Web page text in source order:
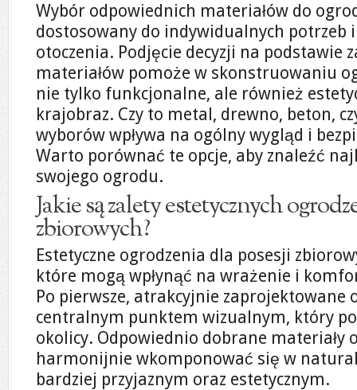
Wybór odpowiednich materiałów do
dostosowany do indywidualnych potrzeb
otoczenia. Podjęcie decyzji na podstawie
materiałów pomoże w skonstruowaniu
nie tylko funkcjonalne, ale również
krajobraz. Czy to metal, drewno, beton,
wyborów wpływa na ogólny wygląd i
Warto porównać te opcje, aby znaleźć
swojego ogrodu.
Jakie są zalety estetycznych
zbiorowych?
Estetyczne ogrodzenia dla posesji
które mogą wpłynąć na wrażenie i
Po pierwsze, atrakcyjnie zaprojektowane
centralnym punktem wizualnym, który
okolicy. Odpowiednio dobrane materiały
harmonijnie wkomponować się w
bardziej przyjaznym oraz estetycznym.